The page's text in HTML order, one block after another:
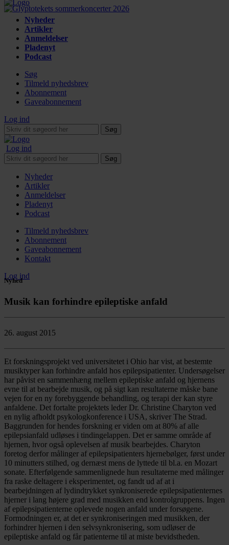
Nyheder
Artikler
Anmeldelser
Pladenyt
Podcast
Søg
Tilmeld nyhedsbrev
Abonnement
Gaveabonnement
Log ind
Søg
Log ind
Søg
Nyheder
Artikler
Anmeldelser
Pladenyt
Podcast
Tilmeld nyhedsbrev
Abonnement
Gaveabonnement
Kontakt
Log ind
Nyhed
Musik kan forhindre epileptiske anfald
26. august 2015
Et forskningsprojekt ved universitetet i Ohio har vist, at bestemte
musiktyper kan forhindre anfald hos epilepsipatienter. Undersøgelser
har påvist en sammenhæng mellem epileptiske anfald og hjernens
evne til at bearbejde musik, og på sigt kan resultaterne måske bane
vejen for en ny forebyggende behandling, og terapi der kan styre
anfaldene. Det fortalte projektets leder Dr. Christine Charyton ved
en nylig afholdt psykologkonference i USA, skriver The Strad.
Baggrunden for hendes forskning er viden om at 80% af alle
epilepsianfald udløses i tindingelappen. Det er samme område af
hjernen, hvor også oplevelsen af musik bearbejdes. Charyton
foretog derfor målinger af epilepsipatienters hjernebølger, først under
10 minutters stilhed, og dernæst mens de lyttede til bl.a. en Mozart
sonate. Efterfølgende sammenlignede hun resultaterne med målinger
fra raske deltagere i eksperimentet, og fandt ud af at i
bearbejdningen af lydindtrykket synkroniserede epilepsipatienternes
hjerner i lang højere grad med musikken end kontrolgruppens. Ingen
af epilepsipatienterne oplevede nogen anfald under forsøgene.
Formodningen er, at det er synkroniseringen med musikken, der
forhindrer hjernen i den selvsynkronisering, som udløser de
epileptiske anfald og får patienterne til at miste bevidstheden.